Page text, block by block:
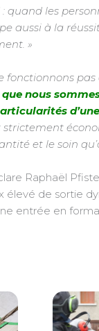
quand les
aussi à la
»
fonctionnons
nous
strictement
et le soin
Raphaël
de sortie
entrée en